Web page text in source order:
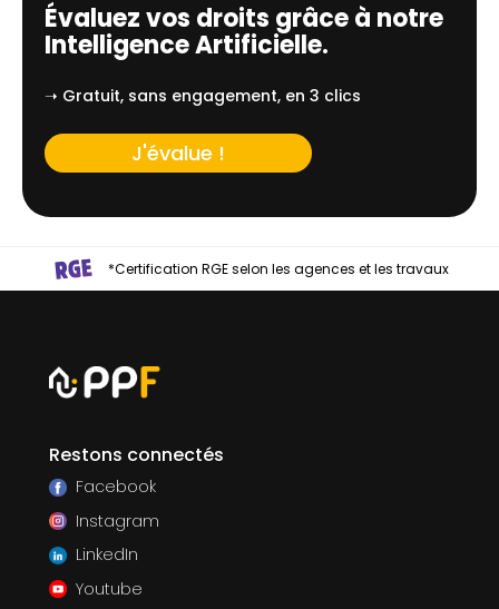
Évaluez vos droits grâce à notre
Intelligence Artificielle.
➝ Gratuit, sans engagement, en 3 clics
J'évalue !
*Certification RGE selon les agences et les travaux
Restons connectés
Facebook
Instagram
LinkedIn
Youtube